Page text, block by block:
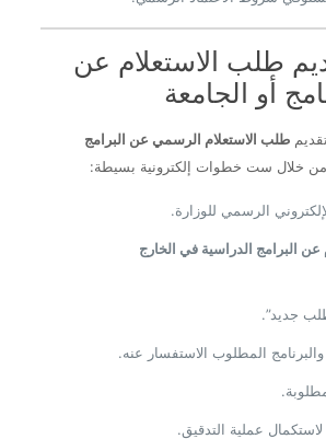
طلب الاستعلام عن
أو الجامعة
طلب الاستعلام الرسمي عن البرامج
من خلال ست خطوات إلكترونية بسيطة:
الرسمي للوزارة.
عن البرامج الدراسية في الخارج
جديد”.
والبرنامج المطلوب الاستفسار عنه.
عملية التدقيق.